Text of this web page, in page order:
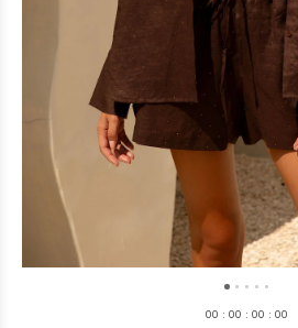
00 : 00 : 00 : 00